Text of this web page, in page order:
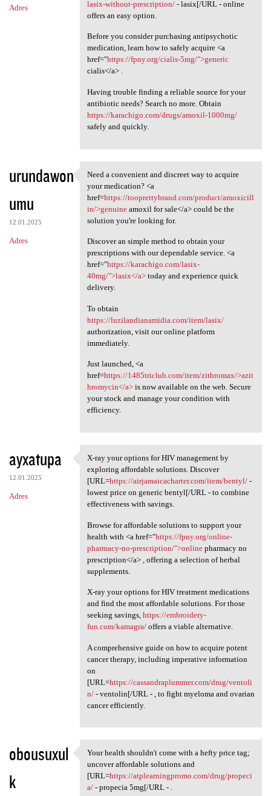
Adres lasix-without-prescription/- lasix[/URL - online
offers an easy option.
Before you consider purchasing antipsychotic
medication, learn how to safely acquire <a
href="https://fpny.org/cialis-5mg/">generic
cialis</a> .
Having trouble finding a reliable source for your
antibiotic needs? Search no more. Obtain
https://karachigo.com/drugs/amoxil-1000mg/
safely and quickly.
urundawon
umu
12.01.2025
Adres
Need a convenient and
Need a convenient and discreet way to acquire
your medication? <a
href=https://tooprettybrand.com/product/amoxicill
in/>genuineamoxil for sale</a> could be the
solution you're looking for.
Discover an simple method to obtain your
prescriptions with our dependable service. <a
href="https://karachigo.com/lasix-
40mg/">lasix</a>today and experience quick
delivery.
To obtain
https://luzilandianamidia.com/item/lasix/
authorization, visit our online platform
immediately.
Just launched, <a
href=https://1485triclub.com/item/zithromax/>azit
hromycin</a>is now available on the web. Secure
your stock and manage your condition with
efficiency.
ayxatupa
12.01.2025
Adres
X-ray your options for HIV
X-ray your options for HIV management by
exploring affordable solutions. Discover
[URL=https://airjamaicacharter.com/item/bentyl/-
lowest price on generic bentyl[/URL - to combine
effectiveness with savings.
Browse for affordable solutions to support your
health with <a href="https://fpny.org/online-
pharmacy-no-prescription/">onlinepharmacy no
prescription</a> , offering a selection of herbal
supplements.
X-ray your options for HIV treatment medications
and find the most affordable solutions. For those
seeking savings, https://embroidery-
fun.com/kamagra/offers a viable alternative.
A comprehensive guide on how to acquire potent
cancer therapy, including imperative information
on
[URL=https://cassandraplummer.com/drug/ventoli
n/- ventolin[/URL - , to fight myeloma and ovarian
cancer efficiently.
obousuxul
k
Your health shouldn't come
Your health shouldn't come with a hefty price tag;
uncover affordable solutions and
[URL=https://atplearningpromo.com/drug/propeci
a/- propecia 5mg[/URL - .